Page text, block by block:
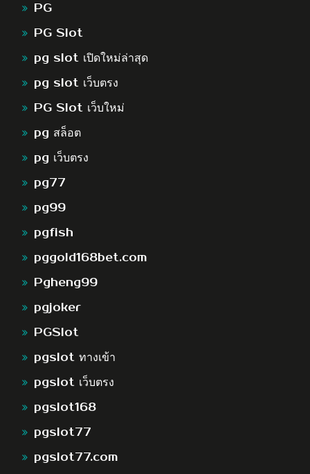
PG
PG Slot
pg slot เปิดใหม่ล่าสุด
pg slot เว็บตรง
PG Slot เว็บใหม่
pg สล็อต
pg เว็บตรง
pg77
pg99
pgfish
pggold168bet.com
Pgheng99
pgjoker
PGSlot
pgslot ทางเข้า
pgslot เว็บตรง
pgslot168
pgslot77
pgslot77.com